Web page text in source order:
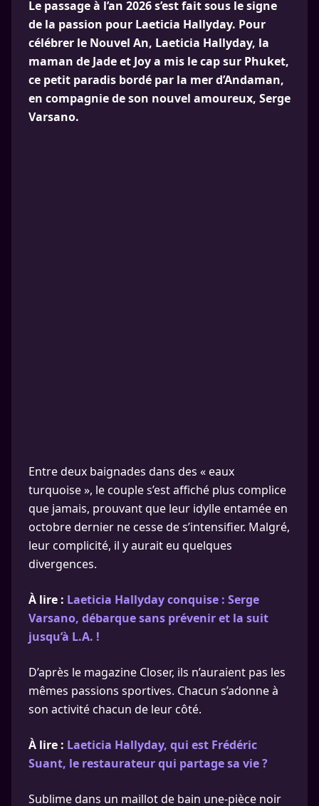
Le passage à l’an 2026 s’est fait sous le signe
de la passion pour Laeticia Hallyday. Pour
célébrer le Nouvel An, Laeticia Hallyday, la
maman de Jade et Joy a mis le cap sur Phuket,
ce petit paradis bordé par la mer d’Andaman,
en compagnie de son nouvel amoureux, Serge
Varsano.
Entre deux baignades dans des « eaux
turquoise », le couple s’est affiché plus complice
que jamais, prouvant que leur idylle entamée en
octobre dernier ne cesse de s’intensifier. Malgré,
leur complicité, il y aurait eu quelques
divergences.
À lire : Laeticia Hallyday conquise : Serge
Varsano, débarque sans prévenir et la suit
jusqu’à L.A. !
D’après le magazine Closer, ils n’auraient pas les
mêmes passions sportives. Chacun s’adonne à
son activité chacun de leur côté.
À lire : Laeticia Hallyday, qui est Frédéric
Suant, le restaurateur qui partage sa vie ?
Sublime dans un maillot de bain une-pièce noir